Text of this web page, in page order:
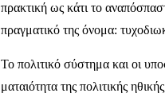
πρακτική ως κάτι το
πραγματικό της όνομα:
Το πολιτικό σύστημα και οι
ματαιότητα της πολιτικής